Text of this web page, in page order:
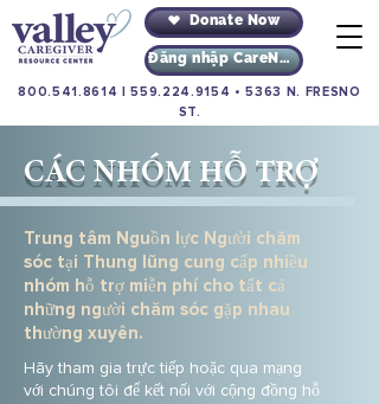
Donate Now
Đăng nhập CareNav
800.541.8614 |559.224.9154 •5363 N. FRESNO
ST.
CÁC NHÓM HỖ TRỢ
Trung tâm Nguồn lực Người chăm
sóc tại Thung lũng cung cấp nhiều
nhóm hỗ trợ miễn phí cho tất cả
những người chăm sóc gặp nhau
thường xuyên.
Hãy tham gia trực tiếp hoặc qua mạng
với chúng tôi để kết nối với cộng đồng hỗ